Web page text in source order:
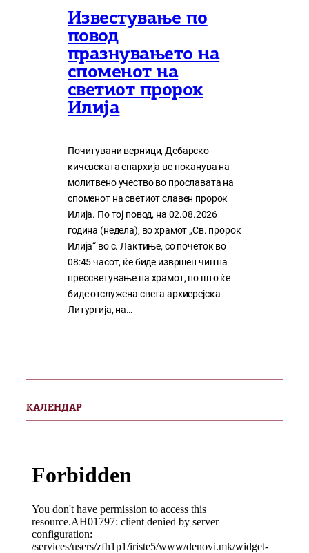
Известување по
повод
празнувањето на
споменот на
светиот пророк
Илија
Почитувани верници, Дебарско-
кичевската епархија ве поканува на
молитвено учество во прославата на
споменот на светиот славен пророк
Илија. По тој повод, на 02.08.2026
година (недела), во храмот „Св. пророк
Илија“ во с. Лактиње, со почеток во
08:45 часот, ќе биде извршен чин на
преосветување на храмот, по што ќе
биде отслужена света архиерејска
Литургија, на…
КАЛЕНДАР